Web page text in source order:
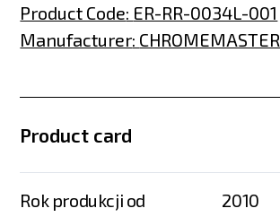
Product Code: ER-RR-0034L-001
Manufacturer: CHROMEMASTER
Product card
Rok produkcji od 2010